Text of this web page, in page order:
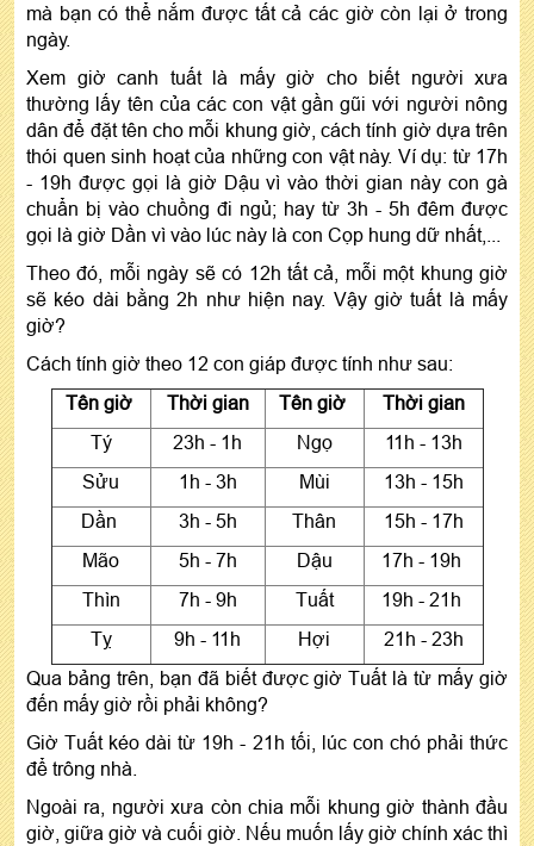
mà bạn có thể nắm được tất cả các giờ còn lại ở trong
ngày.
Xem giờ canh tuất là mấy giờ cho biết người xưa
thường lấy tên của các con vật gần gũi với người nông
dân để đặt tên cho mỗi khung giờ, cách tính giờ dựa trên
thói quen sinh hoạt của những con vật này. Ví dụ: từ 17h
- 19h được gọi là giờ Dậu vì vào thời gian này con gà
chuẩn bị vào chuồng đi ngủ; hay từ 3h - 5h đêm được
gọi là giờ Dần vì vào lúc này là con Cọp hung dữ nhất,...
Theo đó, mỗi ngày sẽ có 12h tất cả, mỗi một khung giờ
sẽ kéo dài bằng 2h như hiện nay. Vậy giờ tuất là mấy
giờ?
Cách tính giờ theo 12 con giáp được tính như sau:
Tên giờ
Thời gian Tên giờ
Thời gian
Tý
23h - 1h Ngọ
11h - 13h
Sửu
1h - 3h Mùi
13h - 15h
Dần
3h - 5h Thân
15h - 17h
Mão
5h - 7h Dậu
17h - 19h
Thìn
7h - 9h Tuất
19h - 21h
Tỵ
9h - 11h Hợi
21h - 23h
Qua bảng trên, bạn đã biết được giờ Tuất là từ mấy giờ
đến mấy giờ rồi phải không?
Giờ Tuất kéo dài từ 19h - 21h tối, lúc con chó phải thức
để trông nhà.
Ngoài ra, người xưa còn chia mỗi khung giờ thành đầu
giờ, giữa giờ và cuối giờ. Nếu muốn lấy giờ chính xác thì